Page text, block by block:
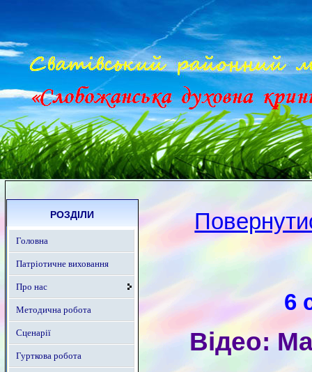
РОЗДІЛИ
Головна
Патріотичне виховання
Про нас
Методична робота
Сценарії
Гурткова робота
6
Відео: